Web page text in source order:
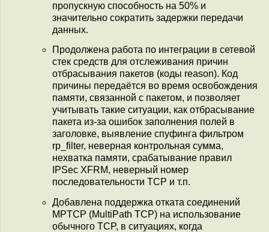
пропускную способность на 50% и
значительно сократить задержки передачи
данных.
Продолжена работа по интеграции в сетевой
стек средств для отслеживания причин
отбрасывания пакетов (коды reason). Код
причины передаётся во время освобождения
памяти, связанной с пакетом, и позволяет
учитывать такие ситуации, как отбрасывание
пакета из-за ошибок заполнения полей в
заголовке, выявление спуфинга фильтром
rp_filter, неверная контрольная сумма,
нехватка памяти, срабатывание правил
IPSec XFRM, неверный номер
последовательности TCP и т.п.
Добавлена поддержка отката соединений
MPTCP (MultiPath TCP) на использование
обычного TCP, в ситуациях, когда